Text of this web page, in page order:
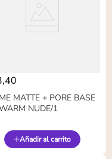
,40
MATTE + PORE BASE
NUDE/1
Añadir al carrito